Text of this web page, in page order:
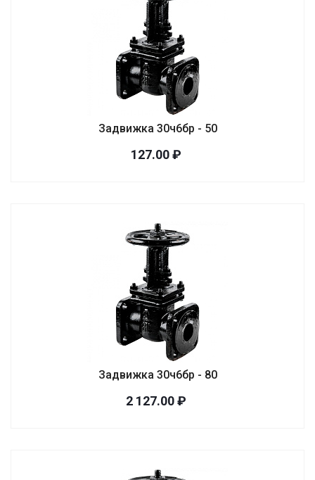
Задвижка 30ч6бр - 50
127.00 ₽
Задвижка 30ч6бр - 80
2 127.00 ₽